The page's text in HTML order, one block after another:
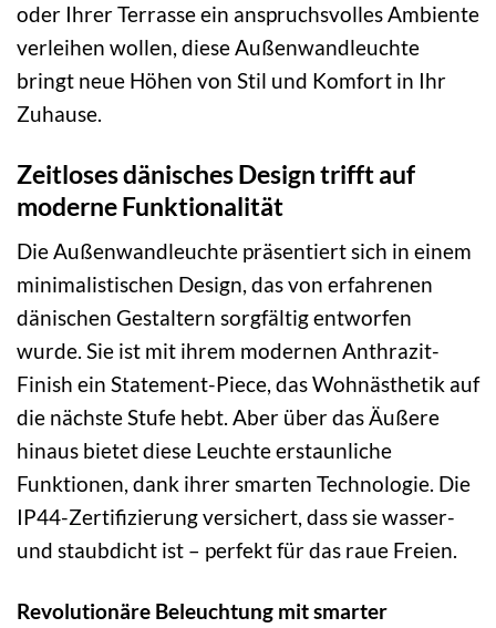
oder Ihrer Terrasse ein anspruchsvolles Ambiente
verleihen wollen, diese Außenwandleuchte
bringt neue Höhen von Stil und Komfort in Ihr
Zuhause.
Zeitloses dänisches Design trifft auf
moderne Funktionalität
Die Außenwandleuchte präsentiert sich in einem
minimalistischen Design, das von erfahrenen
dänischen Gestaltern sorgfältig entworfen
wurde. Sie ist mit ihrem modernen Anthrazit-
Finish ein Statement-Piece, das Wohnästhetik auf
die nächste Stufe hebt. Aber über das Äußere
hinaus bietet diese Leuchte erstaunliche
Funktionen, dank ihrer smarten Technologie. Die
IP44-Zertifizierung versichert, dass sie wasser-
und staubdicht ist – perfekt für das raue Freien.
Revolutionäre Beleuchtung mit smarter